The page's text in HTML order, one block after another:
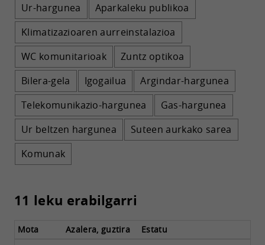
Ur-hargunea
Aparkaleku publikoa
Klimatizazioaren aurreinstalazioa
WC komunitarioak
Zuntz optikoa
Bilera-gela
Igogailua
Argindar-hargunea
Telekomunikazio-hargunea
Gas-hargunea
Ur beltzen hargunea
Suteen aurkako sarea
Komunak
11 leku erabilgarri
Mota Azalera, guztira
Estatu